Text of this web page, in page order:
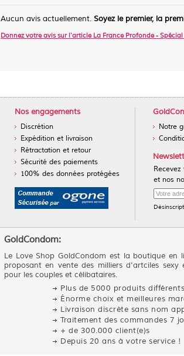
Aucun avis actuellement. Soyez le premier, la
Donnez votre avis sur l'article La France Profonde -
Nos engagements
Discrétion
Expédition et livraison
Rétractation et retour
Sécurité des paiements
100% des données protégées
Notre
et nos
GoldCondom:
Le Love Shop GoldCondom est la boutique en
proposant en vente des milliers d'artciles
pour les couples et célibataires.
Plus de 5000 produits différents
Énorme choix et meilleures
Livraison discrète sans nom
Traitement des commandes 7
+ de 300.000 client(e)s
Depuis 20 ans à votre service !